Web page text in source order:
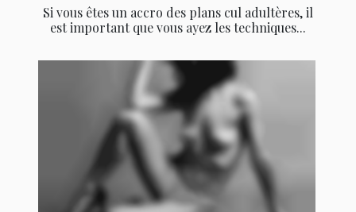
Si vous êtes un accro des plans cul adultères, il
est important que vous ayez les techniques...